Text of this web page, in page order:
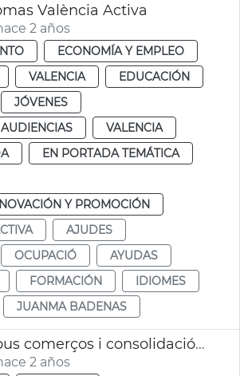
València Activa
2 años
ECONOMÍA Y EMPLEO
VALENCIA
EDUCACIÓN
JÓVENES
VALENCIA
EN PORTADA TEMÁTICA
Y PROMOCIÓN
AJUDES
OCUPACIÓ
AYUDAS
FORMACIÓN
IDIOMES
JUANMA BADENAS
Ajudes a nous comerços i consolidació dels existents
2 años